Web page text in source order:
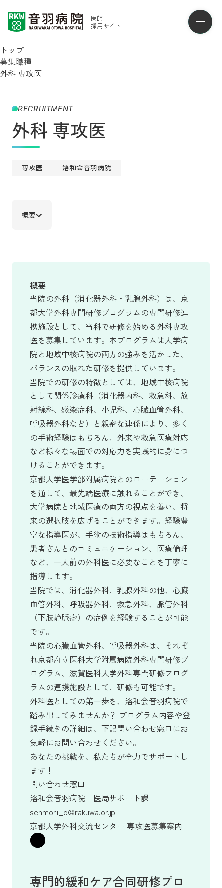
医師
採用サイト
トップ
募集職種
外科 専攻医
RECRUITMENT
外科 専攻医
専攻医 洛和会音羽病院
概要
概要
当院の外科（消化器外科・乳腺外科）は、京
都大学外科専門研修プログラムの専門研修連
携施設として、当科で研修を始める外科専攻
医を募集しています。本プログラムは大学病
院と地域中核病院の両方の強みを活かした、
バランスの取れた研修を提供しています。
当院での研修の特徴としては、地域中核病院
として関係診療科（消化器内科、救急科、放
射線科、感染症科、小児科、心臓血管外科、
呼吸器外科など）と親密な連係により、多く
の手術経験はもちろん、外来や救急医療対応
など様々な場面での対応力を実践的に身につ
けることができます。
京都大学医学部附属病院とのローテーション
を通して、最先端医療に触れることができ、
大学病院と地域医療の両方の視点を養い、将
来の選択肢を広げることができます。経験豊
富な指導医が、手術の技術指導はもちろん、
患者さんとのコミュニケーション、医療倫理
など、一人前の外科医に必要なことを丁寧に
指導します。
当院では、消化器外科、乳腺外科の他、心臓
血管外科、呼吸器外科、救急外科、脈管外科
（下肢静脈瘤）の症例を経験することが可能
です。
当院の心臓血管外科、呼吸器外科は、それぞ
れ京都府立医科大学附属病院外科専門研修プ
ログラム、滋賀医科大学外科専門研修プログ
ラムの連携施設として、研修も可能です。
外科医としての第一歩を、洛和会音羽病院で
踏み出してみませんか？ プログラム内容や登
録手続きの詳細は、下記問い合わせ窓口にお
気軽にお問い合わせください。
あなたの挑戦を、私たちが全力でサポートし
ます！
問い合わせ窓口
洛和会音羽病院 医局サポート課
senmoni_o@rakuwa.or.jp
京都大学外科交流センター 専攻医募集案内
専門的緩和ケア合同研修プロ